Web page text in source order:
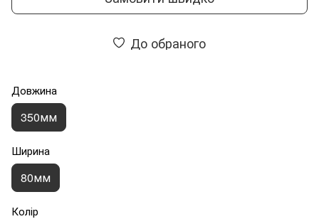
До обраного
Довжина
350мм
Ширина
80мм
Колір